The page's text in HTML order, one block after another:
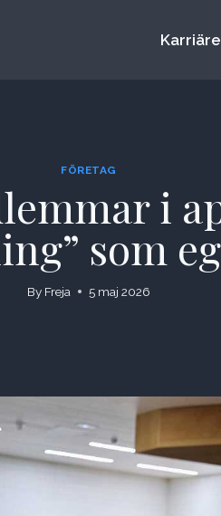
FÖRETAG
i
som
By Freja 5 maj 2026